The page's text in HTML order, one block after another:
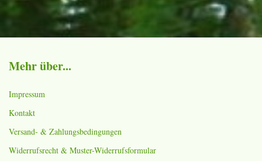
Mehr über...
Impressum
Kontakt
Versand- & Zahlungsbedingungen
Widerrufsrecht & Muster-Widerrufsformular